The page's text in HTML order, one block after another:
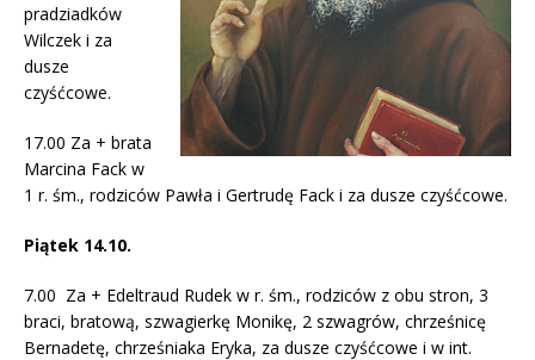
pradziadków
Wilczek i za
dusze
czyśćcowe.
17.00 Za + brata
Marcina Fack w
1 r. śm., rodziców Pawła i Gertrudę Fack i za dusze czyśćcowe.
Piątek 14.10.
7.00 Za + Edeltraud Rudek w r. śm., rodziców z obu stron, 3
braci, bratową, szwagierkę Monikę, 2 szwagrów, chrześnicę
Bernadetę, chrześniaka Eryka, za dusze czyśćcowe i w int.